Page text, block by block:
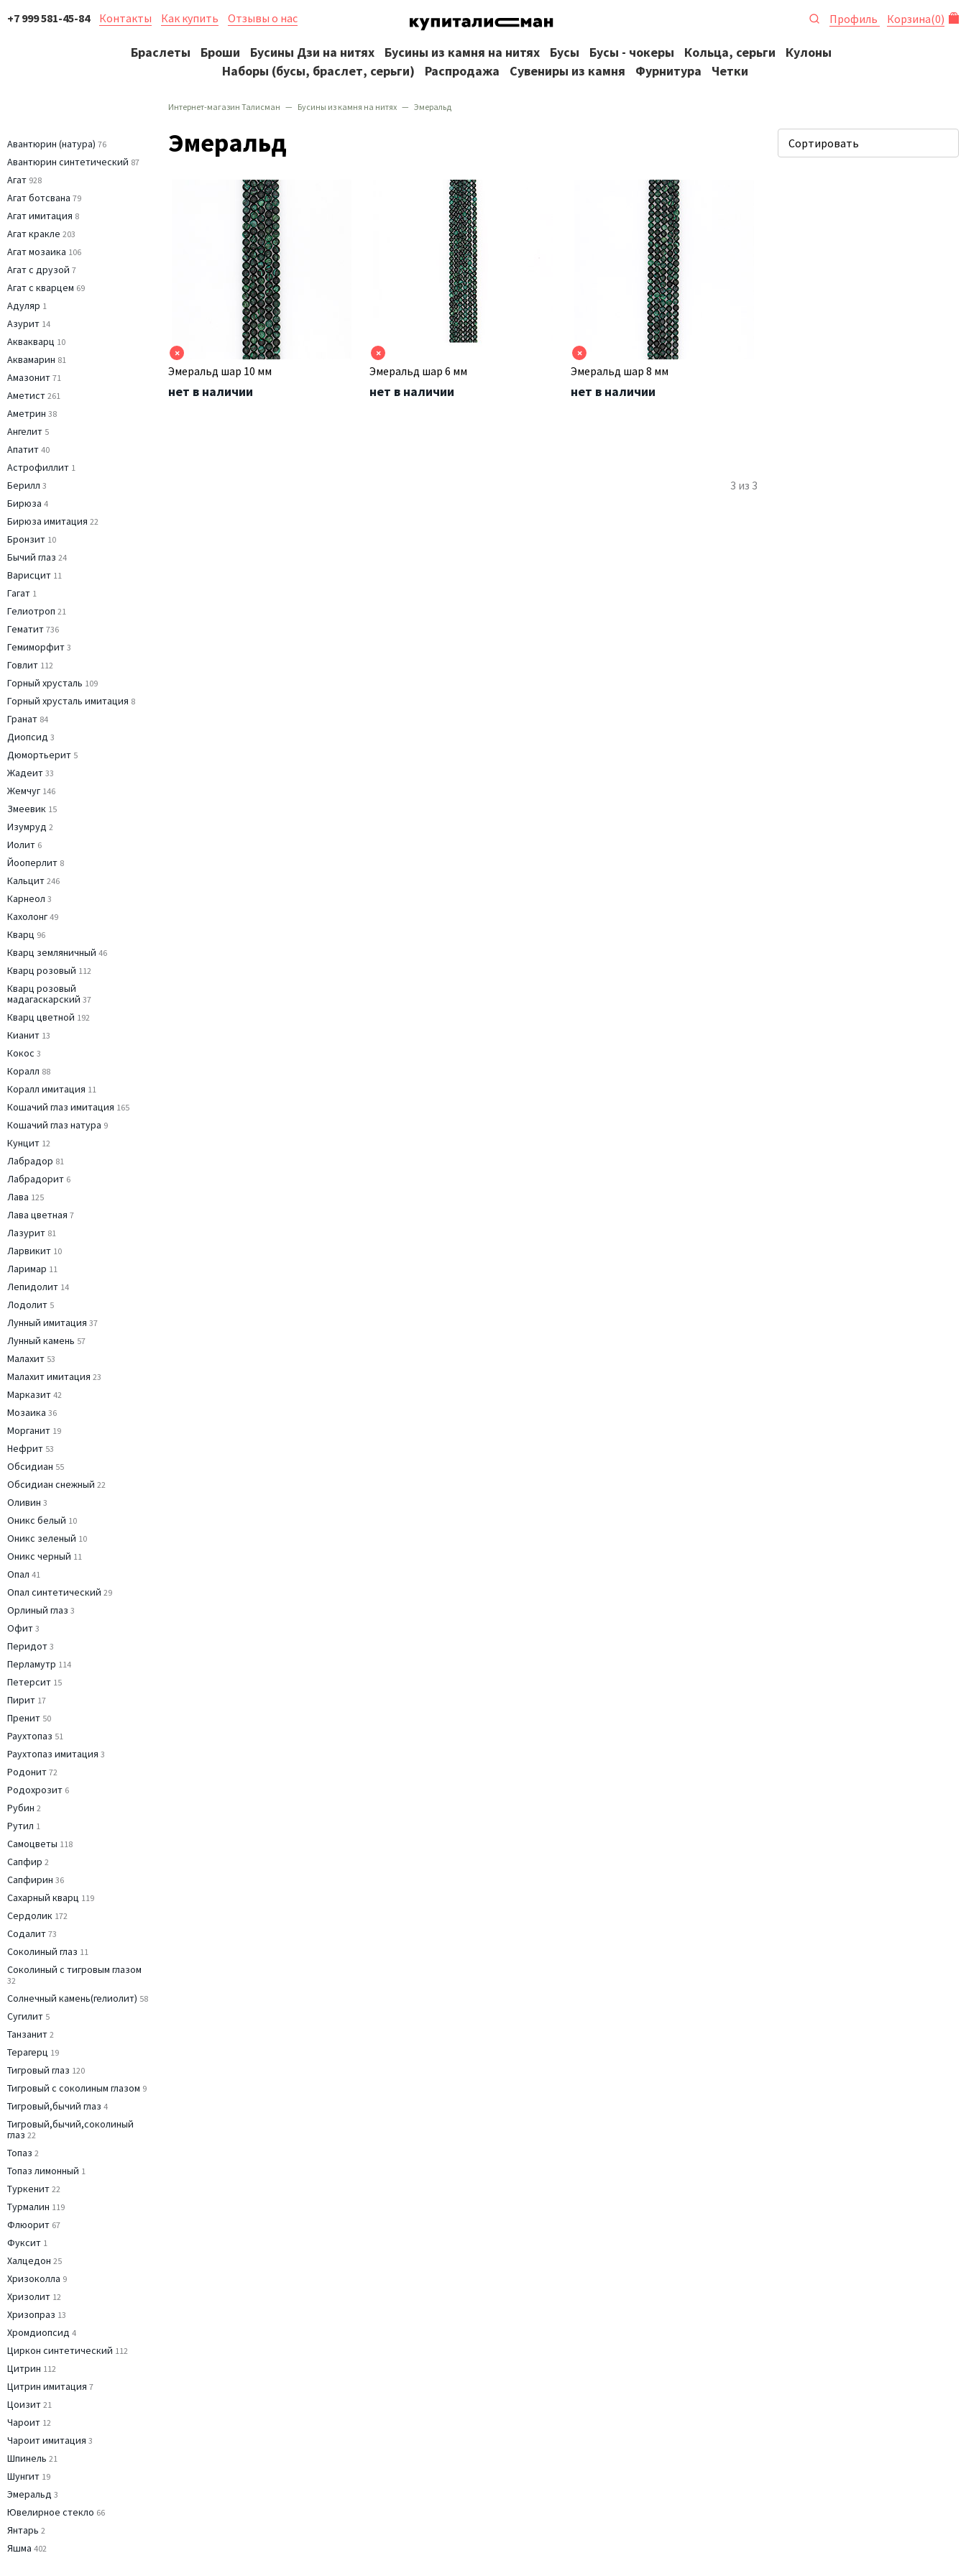
+7 999 581-45-84 Контакты Как купить Отзывы о нас Профиль Корзина(0)
Браслеты Броши Бусины Дзи на нитях Бусины из камня на нитях Бусы Бусы - чокеры Кольца, серьги
Кулоны
Наборы (бусы, браслет, серьги)
Распродажа Сувениры из камня Фурнитура Четки
Интернет-магазин Талисман Бусины из камня на нитях Эмеральд
Авантюрин (натура) 76
Авантюрин синтетический 87
Агат 928
Агат ботсвана 79
Агат имитация 8
Агат кракле 203
Агат мозаика 106
Агат с друзой 7
Агат с кварцем 69
Адуляр 1
Азурит 14
Аквакварц 10
Аквамарин 81
Амазонит 71
Аметист 261
Аметрин 38
Ангелит 5
Апатит 40
Астрофиллит 1
Берилл 3
Бирюза 4
Бирюза имитация 22
Бронзит 10
Бычий глаз 24
Варисцит 11
Гагат 1
Гелиотроп 21
Гематит 736
Гемиморфит 3
Говлит 112
Горный хрусталь 109
Горный хрусталь имитация 8
Гранат 84
Диопсид 3
Дюмортьерит 5
Жадеит 33
Жемчуг 146
Змеевик 15
Изумруд 2
Иолит 6
Йооперлит 8
Кальцит 246
Карнеол 3
Кахолонг 49
Кварц 96
Кварц земляничный 46
Кварц розовый 112
Кварц розовый
мадагаскарский 37
Кварц цветной 192
Кианит 13
Кокос 3
Коралл 88
Коралл имитация 11
Кошачий глаз имитация 165
Кошачий глаз натура 9
Кунцит 12
Лабрадор 81
Лабрадорит 6
Лава 125
Лава цветная 7
Лазурит 81
Ларвикит 10
Ларимар 11
Лепидолит 14
Лодолит 5
Лунный имитация 37
Лунный камень 57
Малахит 53
Малахит имитация 23
Марказит 42
Мозаика 36
Морганит 19
Нефрит 53
Обсидиан 55
Обсидиан снежный 22
Оливин 3
Оникс белый 10
Оникс зеленый 10
Оникс черный 11
Опал 41
Опал синтетический 29
Орлиный глаз 3
Офит 3
Перидот 3
Перламутр 114
Петерсит 15
Пирит 17
Пренит 50
Раухтопаз 51
Раухтопаз имитация 3
Родонит 72
Родохрозит 6
Рубин 2
Рутил 1
Самоцветы 118
Сапфир 2
Сапфирин 36
Сахарный кварц 119
Сердолик 172
Содалит 73
Соколиный глаз 11
Соколиный с тигровым глазом
32
Солнечный камень(гелиолит) 58
Сугилит 5
Танзанит 2
Терагерц 19
Тигровый глаз 120
Тигровый с соколиным глазом 9
Тигровый,бычий глаз 4
Тигровый,бычий,соколиный
глаз 22
Топаз 2
Топаз лимонный 1
Туркенит 22
Турмалин 119
Флюорит 67
Фуксит 1
Халцедон 25
Хризоколла 9
Хризолит 12
Хризопраз 13
Хромдиопсид 4
Циркон синтетический 112
Цитрин 112
Цитрин имитация 7
Цоизит 21
Чароит 12
Чароит имитация 3
Шпинель 21
Шунгит 19
Эмеральд 3
Ювелирное стекло 66
Янтарь 2
Яшма 402
Эмеральд
×
Эмеральд шар 10 мм
нет в наличии
×
Эмеральд шар 6 мм
нет в наличии
×
Эмеральд шар 8 мм
нет в наличии
3 из 3